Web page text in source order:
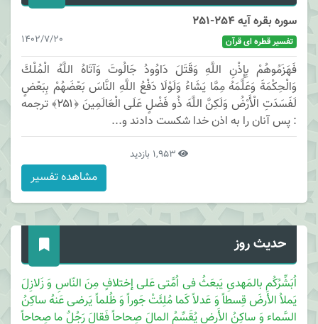
سوره بقره آیه 254-251
1402/7/20 تفسیر قطره ای قرآن
فَهَزَمُوهُمْ بِإِذْنِ اللَّهِ وَقَتَلَ دَاوُودُ جَالُوتَ وَآتَاهُ اللَّهُ الْمُلْكَ
وَالْحِكْمَةَ وَعَلَّمَهُ مِمَّا يَشَاءُ وَلَوْلَا دَفْعُ اللَّهِ النَّاسَ بَعْضَهُمْ بِبَعْضٍ
لَفَسَدَتِ الْأَرْضُ وَلَكِنَّ اللَّهَ ذُو فَضْلٍ عَلَى الْعَالَمِينَ ﴿۲۵۱﴾ ترجمه
: پس آنان را به اذن خدا شكست دادند و...
مشاهده تفسیر
حدیث روز
اُبَشِّرُکُم بالمَهدیِ یَبعَثُ فی اُمَّتی عَلی إختلافٍ مِنَ النّاسِ وَ زَلازِلَ
یَملاُ الأَرضَ قِسطاً وَ عَدلاً کَما مُلِئَتْ جَوراً وَ ظُلماً یَرضی عَنهُ ساکِنُ
السَّماء وَ ساکِنُ الأَرضِ یُقَسِّمُ المالَ صِحاحاً فَقالَ رَجُلٌ ما صِحاحاً